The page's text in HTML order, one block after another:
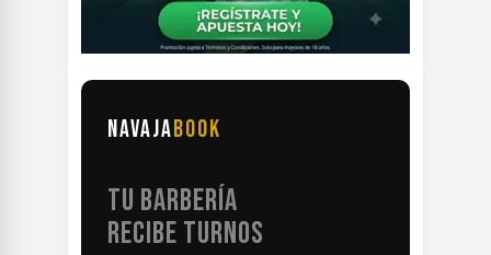
NAVAJABOOK
TU BARBERÍA
RECIBE TURNOS